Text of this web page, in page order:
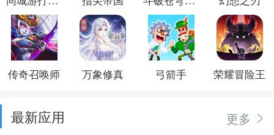
传奇召唤师 万象修真 弓箭手 荣耀冒险王
最新应用 更多